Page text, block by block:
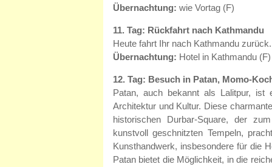
Übernachtung: wie Vortag (F)
11. Tag: Rückfahrt nach Kathmandu
Heute fahrt Ihr nach Kathmandu
Übernachtung: Hotel in Kathmandu (F)
12. Tag: Besuch in Patan, Momo-
Patan, auch bekannt als Lalitpur, ist
Architektur und Kultur. Diese
historischen Durbar-Square, der
kunstvoll geschnitzten Tempeln,
Kunsthandwerk, insbesondere für die
Patan bietet die Möglichkeit, in die